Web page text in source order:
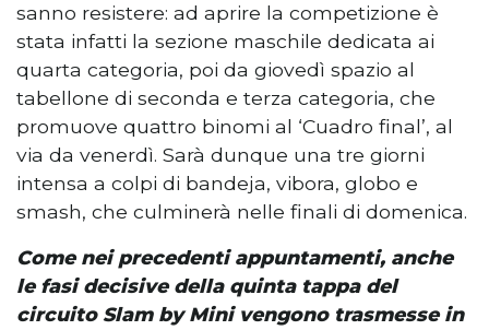
sanno resistere: ad aprire la competizione è
stata infatti la sezione maschile dedicata ai
quarta categoria, poi da giovedì spazio al
tabellone di seconda e terza categoria, che
promuove quattro binomi al ‘Cuadro final’, al
via da venerdì. Sarà dunque una tre giorni
intensa a colpi di bandeja, vibora, globo e
smash, che culminerà nelle finali di domenica.
Come nei precedenti appuntamenti, anche
le fasi decisive della quinta tappa del
circuito Slam by Mini vengono trasmesse in